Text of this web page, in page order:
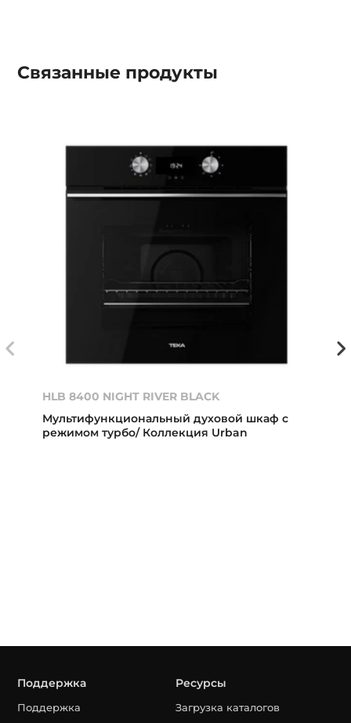
Связанные продукты
HLB 8400 NIGHT RIVER BLACK
Мультифункциональный духовой шкаф с
режимом турбо/ Коллекция Urban
Поддержка
Поддержка
Ресурсы
Загрузка каталогов